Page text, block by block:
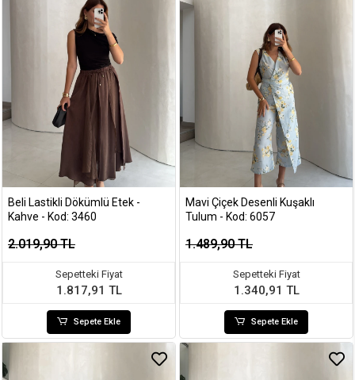
Beli Lastikli Dökümlü Etek -
Kahve - Kod: 3460
2.019,90 TL
Sepetteki Fiyat
1.817,91 TL
Sepete Ekle
Mavi Çiçek Desenli Kuşaklı
Tulum - Kod: 6057
1.489,90 TL
Sepetteki Fiyat
1.340,91 TL
Sepete Ekle